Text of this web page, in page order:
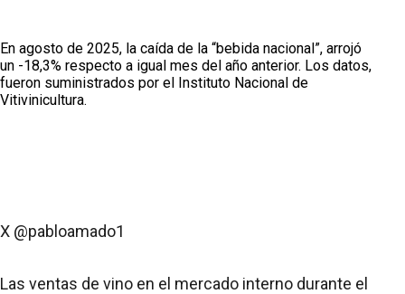
En agosto de 2025, la caída de la “bebida nacional”, arrojó
un -18,3% respecto a igual mes del año anterior. Los datos,
fueron suministrados por el Instituto Nacional de
Vitivinicultura.
X @pabloamado1
Las ventas de vino en el mercado interno durante el